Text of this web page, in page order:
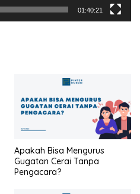
01:40:21
Apakah Bisa Mengurus
Gugatan Cerai Tanpa
Pengacara?